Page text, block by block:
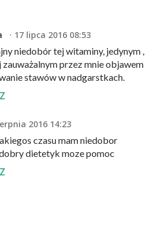
17 lipca 2016 08:53
niedobór tej witaminy, jedynym ,
przez mnie objawem
stawów w nadgarstkach.
2016 14:23
czasu mam niedobor
dietetyk moze pomoc